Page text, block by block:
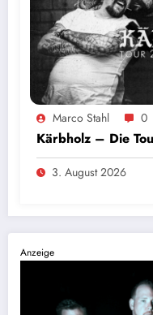
Foto: Sascha Loss
Marco Stahl 0
Kärbholz – Die
3. August 2026
Anzeige